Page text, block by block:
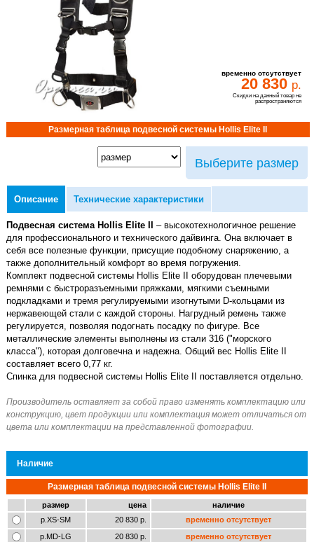
временно отсутствует
20 830 р.
Скидки на данный товар не
распространяются
Размерная таблица подвесной системы Hollis Elite II
Выберите размер
Описание Технические характеристики
Подвесная система Hollis Elite II
– высокотехнологичное решение
для профессионального и технического дайвинга. Она включает в
себя все полезные функции, присущие подобному снаряжению, а
также дополнительный комфорт во время погружения.
Комплект подвесной системы Hollis Elite II оборудован плечевыми
ремнями с быстроразъемными пряжками, мягкими съемными
подкладками и тремя регулируемыми изогнутыми D-кольцами из
нержавеющей стали с каждой стороны. Нагрудный ремень также
регулируется, позволяя подогнать посадку по фигуре. Все
металлические элементы выполнены из стали 316 ("морского
класса"), которая долговечна и надежна. Общий вес Hollis Elite II
составляет всего 0,77 кг.
Спинка для подвесной системы Hollis Elite II поставляется отдельно.
Наличие
Размерная таблица подвесной системы Hollis Elite II
размер цена
наличие
р.XS-SM
20 830 р.
временно отсутствует
р.MD-LG
20 830 р.
временно отсутствует